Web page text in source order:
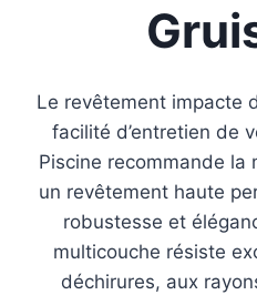
Le revêtement impacte
facilité d’entretien de
Piscine recommande la
un revêtement haute
robustesse et
multicouche résiste
déchirures, aux